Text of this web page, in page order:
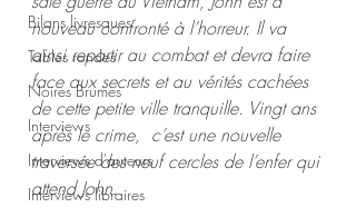
Bilans livresques
Tables rondes
Noires Brumes
Interviews
Interviews d'auteurs
Interviews libraires
nouveau confronté à l’horreur. Il va
ainsi repartir au combat et devra faire
face aux secrets et au vérités cachées
de cette petite ville tranquille. Vingt ans
après le crime,  c’est une nouvelle
traversée des neuf cercles de l’enfer qui
attend John.